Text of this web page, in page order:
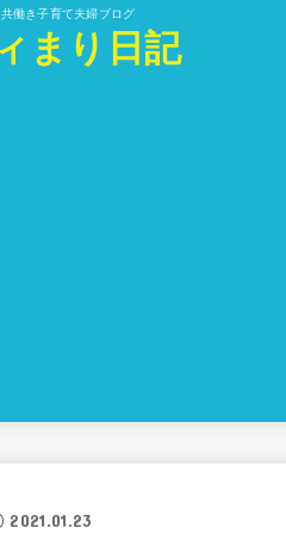
働き子育て夫婦ブログ
まり日記
2021.01.23